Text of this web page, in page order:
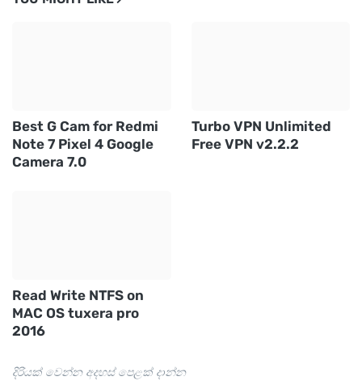
Best G Cam for Redmi
Note 7 Pixel 4 Google
Camera 7.0
Turbo VPN Unlimited
Free VPN v2.2.2
Read Write NTFS on
MAC OS tuxera pro
2016
දිරියක් වෙන්න අදහස් පෙළක් දාන්න